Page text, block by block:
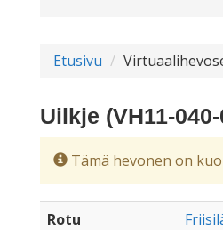
Etusivu
Uilkje (VH11-
Tämä hevonen on
Rotu